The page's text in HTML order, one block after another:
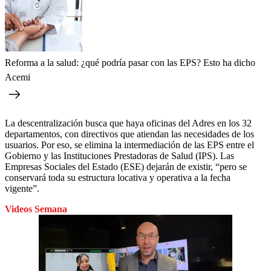
Reforma a la salud: ¿qué podría pasar con las EPS? Esto ha dicho
Acemi
La descentralización busca que haya oficinas del Adres en los 32
departamentos, con directivos que atiendan las necesidades de los
usuarios. Por eso, se elimina la intermediación de las EPS entre el
Gobierno y las Instituciones Prestadoras de Salud (IPS). Las
Empresas Sociales del Estado (ESE) dejarán de existir, “pero se
conservará toda su estructura locativa y operativa a la fecha
vigente”.
Videos Semana